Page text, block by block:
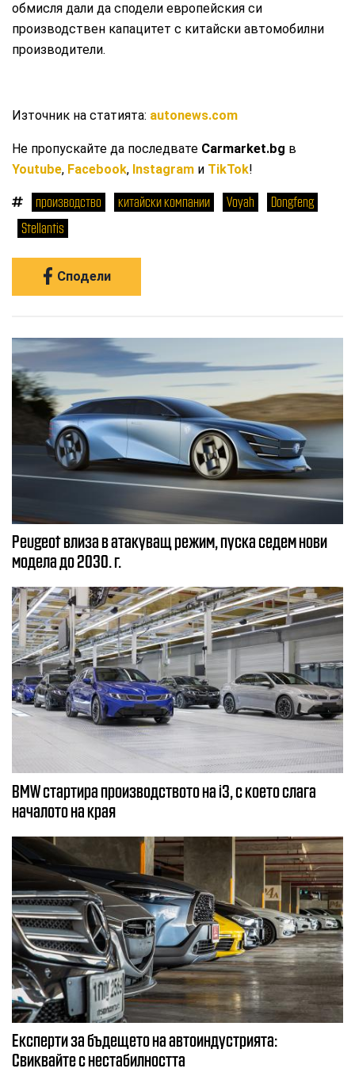
обмисля дали да сподели европейския си
производствен капацитет с китайски автомобилни
производители.
Източник на статията: autonews.com
Не пропускайте да последвате Carmarket.bg в
Youtube, Facebook, Instagram и TikTok!
производство китайски компании Voyah
Dongfeng
Stellantis
Сподели
Peugeot влиза в атакуващ режим, пуска седем нови
модела до 2030. г.
BMW стартира производството на i3, с което слага
началото на края
Експерти за бъдещето на автоиндустрията:
Свиквайте с нестабилността